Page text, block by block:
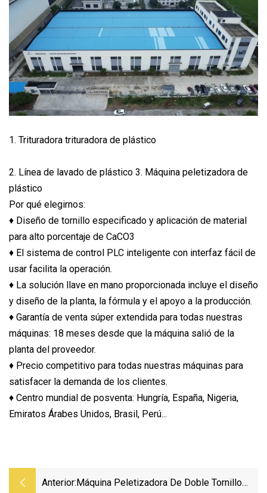
1. Trituradora trituradora de plástico
2. Línea de lavado de plástico 3. Máquina peletizadora de
plástico
Por qué elegirnos:
♦ Diseño de tornillo especificado y aplicación de material
para alto porcentaje de CaCO3
♦ El sistema de control PLC inteligente con interfaz fácil de
usar facilita la operación.
♦ La solución llave en mano proporcionada incluye el diseño
y diseño de la planta, la fórmula y el apoyo a la producción.
♦ Garantía de venta súper extendida para todas nuestras
máquinas: 18 meses desde que la máquina salió de la
planta del proveedor.
♦ Precio competitivo para todas nuestras máquinas para
satisfacer la demanda de los clientes.
♦ Centro mundial de posventa: Hungría, España, Nigeria,
Emiratos Árabes Unidos, Brasil, Perú...
Anterior:Máquina Peletizadora De Doble Tornillo